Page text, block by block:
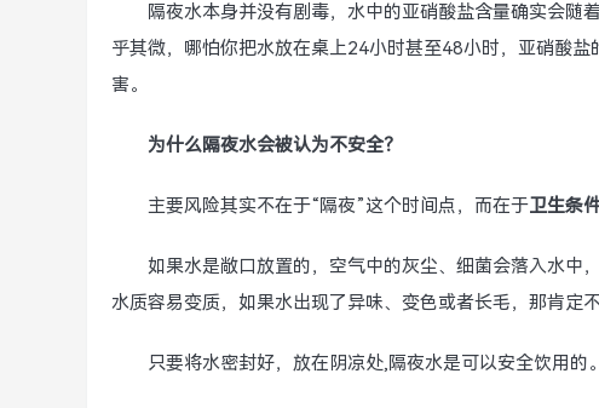
隔夜水本身并没有剧毒，水中的亚硝酸盐含量确实会随
乎其微，哪怕你把水放在桌上24小时甚至48小时，亚硝酸
害。
为什么隔夜水会被认为不安全？
主要风险其实不在于“隔夜”这个时间点，而在于卫生条
如果水是敞口放置的，空气中的灰尘、细菌会落入水中
水质容易变质，如果水出现了异味、变色或者长毛，那肯定
只要将水密封好，放在阴凉处,隔夜水是可以安全饮用的。